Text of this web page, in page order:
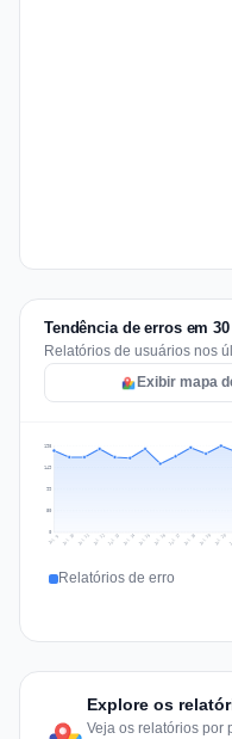
Tendência de erros em
Relatórios de usuários nos
Exibir mapa
99
149
198
Jul 9 Jul 10 Jul 11 Jul 12 Jul 13 Jul 14 Jul 15 Jul 16 Jul 17 Jul 18 Jul 19 Jul 20
Relatórios de erro
Explore os
Veja os relatórios por